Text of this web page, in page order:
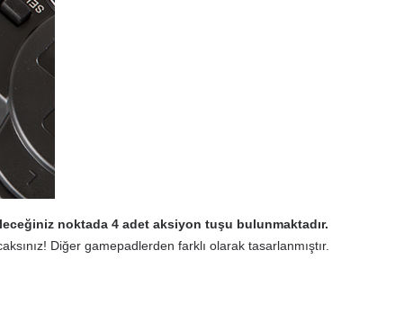
noktada 4 adet aksiyon tuşu bulunmaktadır.
Diğer gamepadlerden farklı olarak tasarlanmıştır.